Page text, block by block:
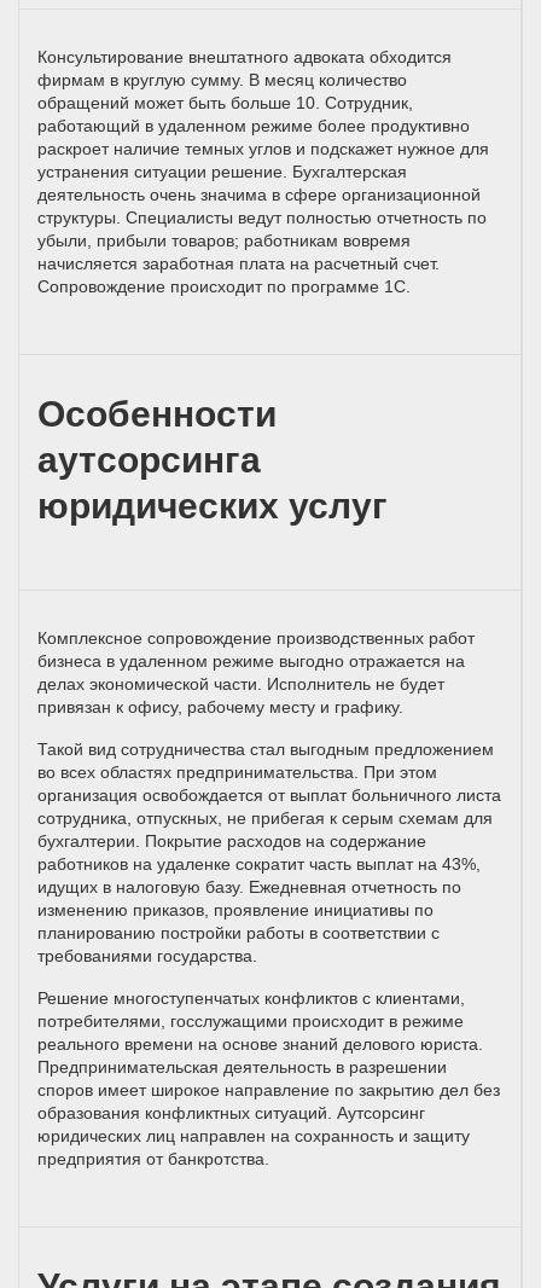
Консультирование внештатного адвоката обходится
фирмам в круглую сумму. В месяц количество
обращений может быть больше 10. Сотрудник,
работающий в удаленном режиме более продуктивно
раскроет наличие темных углов и подскажет нужное для
устранения ситуации решение. Бухгалтерская
деятельность очень значима в сфере организационной
структуры. Специалисты ведут полностью отчетность по
убыли, прибыли товаров; работникам вовремя
начисляется заработная плата на расчетный счет.
Сопровождение происходит по программе 1С.
Особенности
аутсорсинга
юридических услуг
Комплексное сопровождение производственных работ
бизнеса в удаленном режиме выгодно отражается на
делах экономической части. Исполнитель не будет
привязан к офису, рабочему месту и графику.
Такой вид сотрудничества стал выгодным предложением
во всех областях предпринимательства. При этом
организация освобождается от выплат больничного листа
сотрудника, отпускных, не прибегая к серым схемам для
бухгалтерии. Покрытие расходов на содержание
работников на удаленке сократит часть выплат на 43%,
идущих в налоговую базу. Ежедневная отчетность по
изменению приказов, проявление инициативы по
планированию постройки работы в соответствии с
требованиями государства.
Решение многоступенчатых конфликтов с клиентами,
потребителями, госслужащими происходит в режиме
реального времени на основе знаний делового юриста.
Предпринимательская деятельность в разрешении
споров имеет широкое направление по закрытию дел без
образования конфликтных ситуаций. Аутсорсинг
юридических лиц направлен на сохранность и защиту
предприятия от банкротства.